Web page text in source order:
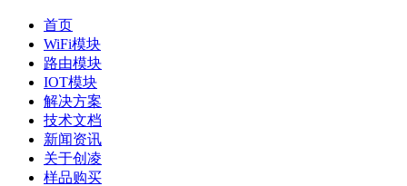
首页
WiFi模块
路由模块
IOT模块
解决方案
技术文档
新闻资讯
关于创凌
样品购买